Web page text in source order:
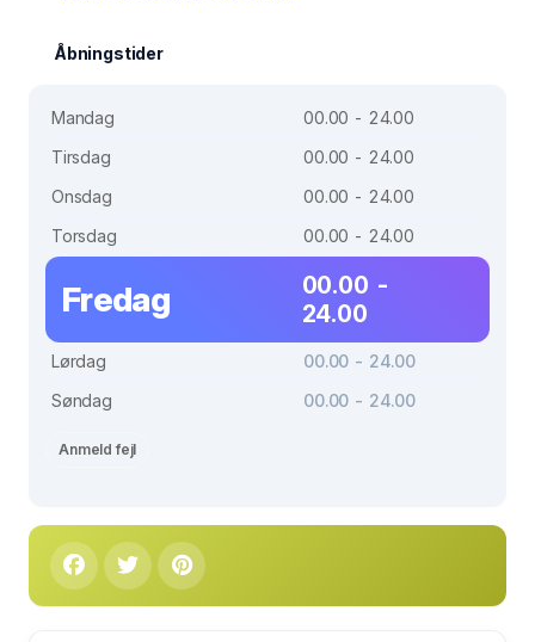
Åbningstider
Mandag
00.00 - 24.00
Tirsdag
00.00 - 24.00
Onsdag
00.00 - 24.00
Torsdag
00.00 - 24.00
Fredag
00.00 -
24.00
Lørdag
00.00 - 24.00
Søndag
00.00 - 24.00
Anmeld fejl